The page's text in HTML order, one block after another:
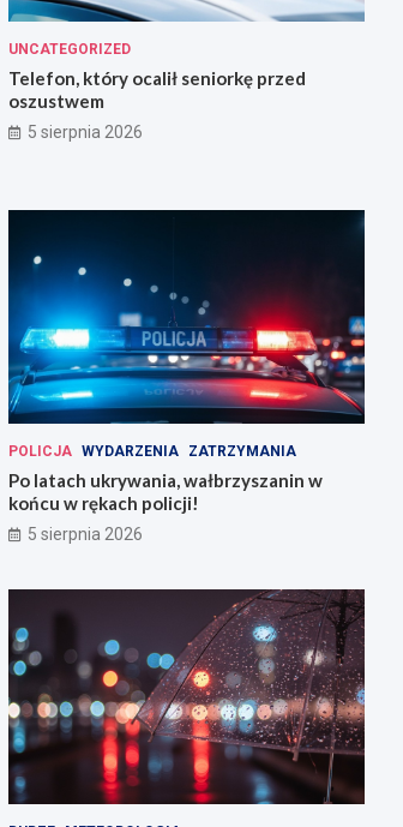
UNCATEGORIZED
Telefon, który ocalił seniorkę przed
oszustwem
5 sierpnia 2026
POLICJA WYDARZENIA ZATRZYMANIA
Po latach ukrywania, wałbrzyszanin w
końcu w rękach policji!
5 sierpnia 2026